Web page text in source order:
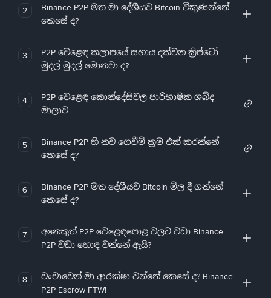
2
Binance P2P මත මා දේශීයව Bitcoin විකුණන්නේ
කෙසේ ද?
3
P2P වෙළෙඳ කලාපයේ සහාය දක්වන ක්‍රිප්ටෝ
මුදල් මුදල් මොනවා ද?
4
P2P වෙළෙඳ කොන්දේසිවල පාරිභාෂික ශබ්ද
මාලාව
5
Binance P2P හි නව ගෙවීම් ක්‍රම එක් කරන්නේ
කෙසේ ද?
6
Binance P2P මත දේශීයව Bitcoin මිල දී ගන්නේ
කෙසේ ද?
7
අනෙකුත් P2P වෙළෙඳපොළ වලට වඩා Binance
P2P වඩා හොඳ වන්නේ ඇයි?
8
වංචාවෙන් මා ආරක්ෂා වන්නේ කෙසේ ද? Binance
P2P Escrow FTW!